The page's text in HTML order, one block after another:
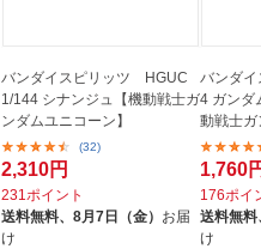
バンダイスピリッツ HGUC
1/144 シナンジュ【機動戦士ガ
ンダムユニコーン】
(32)
2,310円
231ポイント
送料無料、 8月7日（金） お届
け
バンダ
4 ガンダ
動戦士ガ
1,760
176ポイ
送料無料
け